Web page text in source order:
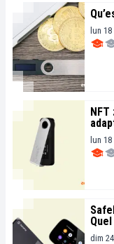
lun 18
NFT
lun 18
dim